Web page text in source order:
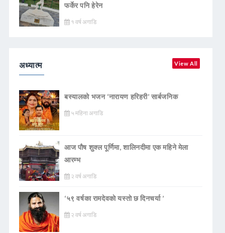
फर्केर पनि हेरेन
१ वर्ष अगाडि
अध्यात्म View All
बस्यालको भजन ‘नारायण हरिहरी’ सार्बजनिक
५ महिना अगाडि
आज पौष शुक्ल पूर्णिमा, शालिनदीमा एक महिने मेला
आरम्भ
२ वर्ष अगाडि
‘५९ वर्षका रामदेवकाे यस्ताे छ दिनचर्या ’
२ वर्ष अगाडि